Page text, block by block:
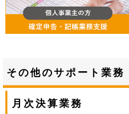
その他のサポート業務
月次決算業務